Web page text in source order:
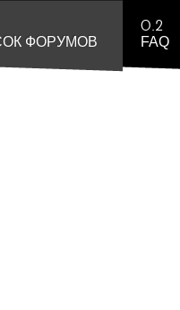
ФОРУМОВ
0.2
FAQ